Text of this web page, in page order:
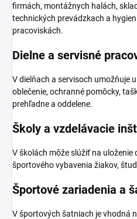
firmách, montážnych halách,
technických prevádzkach a
pracoviskách.
Dielne a servisné
V dielňach a servisoch umožňuje
oblečenie, ochranné pomôcky,
prehľadne a oddelene.
Školy a vzdelávacie
V školách môže slúžiť na uloženie
športového vybavenia žiakov,
Športové zariadenia a
V športových šatniach je vhodná